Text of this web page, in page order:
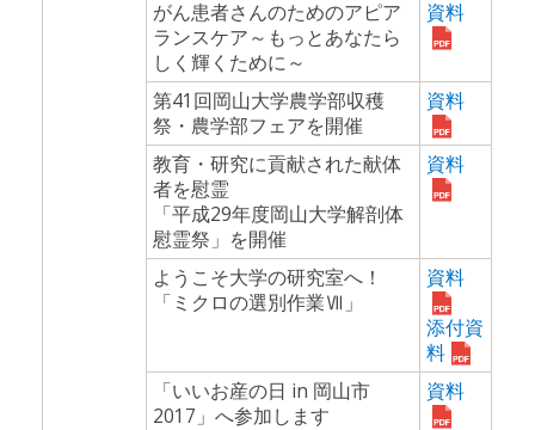
がん患者さんのためのアピア
ランスケア～もっとあなたら
しく輝くために～
資料
第41回岡山大学農学部収穫
祭・農学部フェアを開催
資料
教育・研究に貢献された献体
者を慰霊
「平成29年度岡山大学解剖体
慰霊祭」を開催
資料
ようこそ大学の研究室へ！
「ミクロの選別作業Ⅶ」
資料
添付資
料
「いいお産の日 in 岡山市
2017」へ参加します
資料